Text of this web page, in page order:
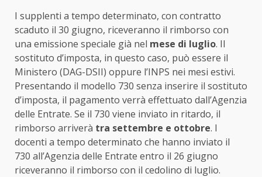
I supplenti a tempo determinato, con contratto
scaduto il 30 giugno, riceveranno il rimborso con
una emissione speciale già nel mese di luglio. Il
sostituto d’imposta, in questo caso, può essere il
Ministero (DAG-DSII) oppure l’INPS nei mesi estivi.
Presentando il modello 730 senza inserire il sostituto
d’imposta, il pagamento verrà effettuato dall’Agenzia
delle Entrate. Se il 730 viene inviato in ritardo, il
rimborso arriverà tra settembre e ottobre. I
docenti a tempo determinato che hanno inviato il
730 all’Agenzia delle Entrate entro il 26 giugno
riceveranno il rimborso con il cedolino di luglio.